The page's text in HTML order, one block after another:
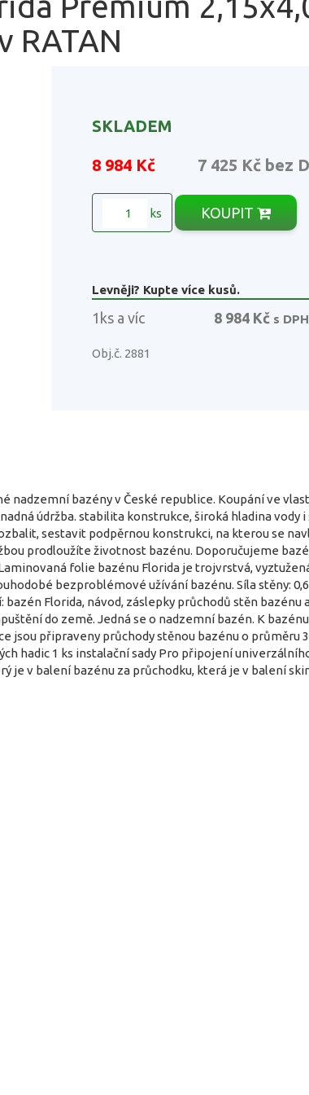
RATAN
SKLADEM
8 984 Kč 7 425 Kč bez
ks KOUPIT
Levněji? Kupte více kusů.
1ks a víc 8 984 Kčs DPH
Obj.č. 2881
nadzemní bazény v České republice. Koupání ve
údržba. stabilita konstrukce, široká hladina
sestavit podpěrnou konstrukci, na kterou se
prodloužíte životnost bazénu. Doporučujeme
folie bazénu Florida je trojvrstvá,
bezproblémové užívání bazénu. Síla stěny:
Florida, návod, záslepky průchodů stěn bazénu
do země. Jedná se o nadzemní bazén. K
jsou připraveny průchody stěnou bazénu o průměru
hadic 1 ks instalační sady Pro připojení
je v balení bazénu za průchodku, která je v balení